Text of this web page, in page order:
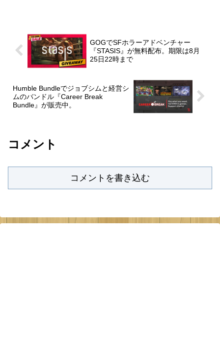
GOGでSFホラーアドベンチャー
『STASIS』が無料配布。期限は8月
25日22時まで
Humble Bundleでジョブシムと経営シ
ムのバンドル『Career Break
Bundle』が販売中。
コメント
コメントを書き込む